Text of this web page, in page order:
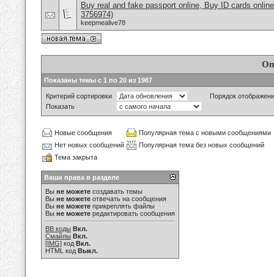
Buy real and fake passport online, Buy ID cards
3756974)
keepmealive78
Показаны темы с 1 по 20 из 1987
Критерий сортировки
Порядок
Показать
Новые сообщения
Популярная тема с новыми сообщениями
Нет новых сообщений
Популярная тема без новых сообщений
Тема закрыта
Ваши права в разделе
Вы не можете создавать темы
Вы не можете отвечать на сообщения
Вы не можете прикреплять файлы
Вы не можете редактировать сообщения
BB коды Вкл.
Смайлы Вкл.
[IMG] код Вкл.
HTML код Выкл.